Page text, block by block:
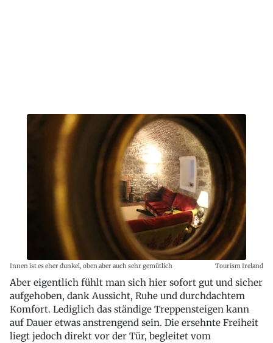
Innen ist es eher dunkel, oben aber auch sehr gemütlich Tourism Ireland
Aber eigentlich fühlt man sich hier sofort gut und sicher
aufgehoben, dank Aussicht, Ruhe und durchdachtem
Komfort. Lediglich das ständige Treppensteigen kann
auf Dauer etwas anstrengend sein. Die ersehnte Freiheit
liegt jedoch direkt vor der Tür, begleitet vom